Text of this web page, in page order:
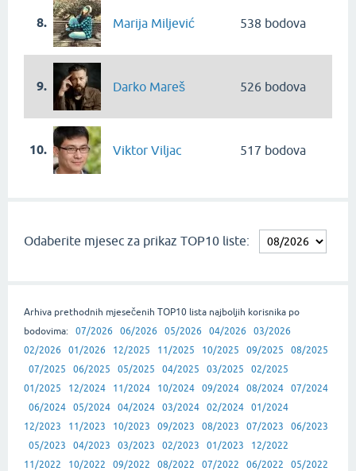
8. Marija Miljević 538 bodova
9. Darko Mareš 526 bodova
10. Viktor Viljac 517 bodova
Odaberite mjesec za prikaz TOP10 liste:
Arhiva prethodnih mjesečenih TOP10 lista najboljih korisnika po
bodovima: 07/2026 06/2026 05/2026 04/2026
03/2026
02/2026
01/2026 12/2025 11/2025 10/2025 09/2025
08/2025
07/2025
06/2025 05/2025 04/2025 03/2025
02/2025
01/2025
12/2024 11/2024 10/2024 09/2024 08/2024
07/2024
06/2024
05/2024 04/2024 03/2024 02/2024
01/2024
12/2023
11/2023 10/2023 09/2023 08/2023 07/2023
06/2023
05/2023
04/2023 03/2023 02/2023 01/2023
12/2022
11/2022
10/2022 09/2022 08/2022 07/2022 06/2022
05/2022